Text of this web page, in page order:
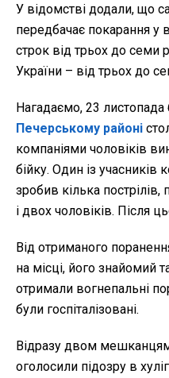
У відомстві додали, що
передбачає покарання у
строк від трьох до семи
України – від трьох до
Нагадаємо, 23
Печерському районі
компаніями чоловіків
бійку. Один із учасників
зробив кілька
і двох чоловіків. Після
Від отриманого
на місці, його знайомий
отримали вогнепальні
були госпіталізовані.
Відразу двом
оголосили підозру в